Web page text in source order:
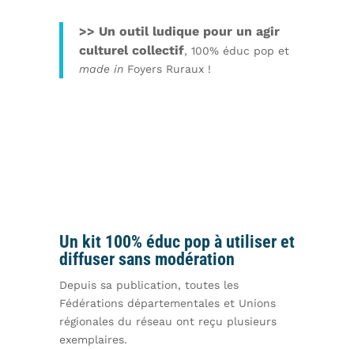
>> Un outil ludique pour un agir
culturel collectif, 100% éduc pop et
made inFoyers Ruraux !
Un kit 100% éduc pop à utiliser et
diffuser sans modération
Depuis sa publication, toutes les
Fédérations départementales et Unions
régionales du réseau ont reçu plusieurs
exemplaires.